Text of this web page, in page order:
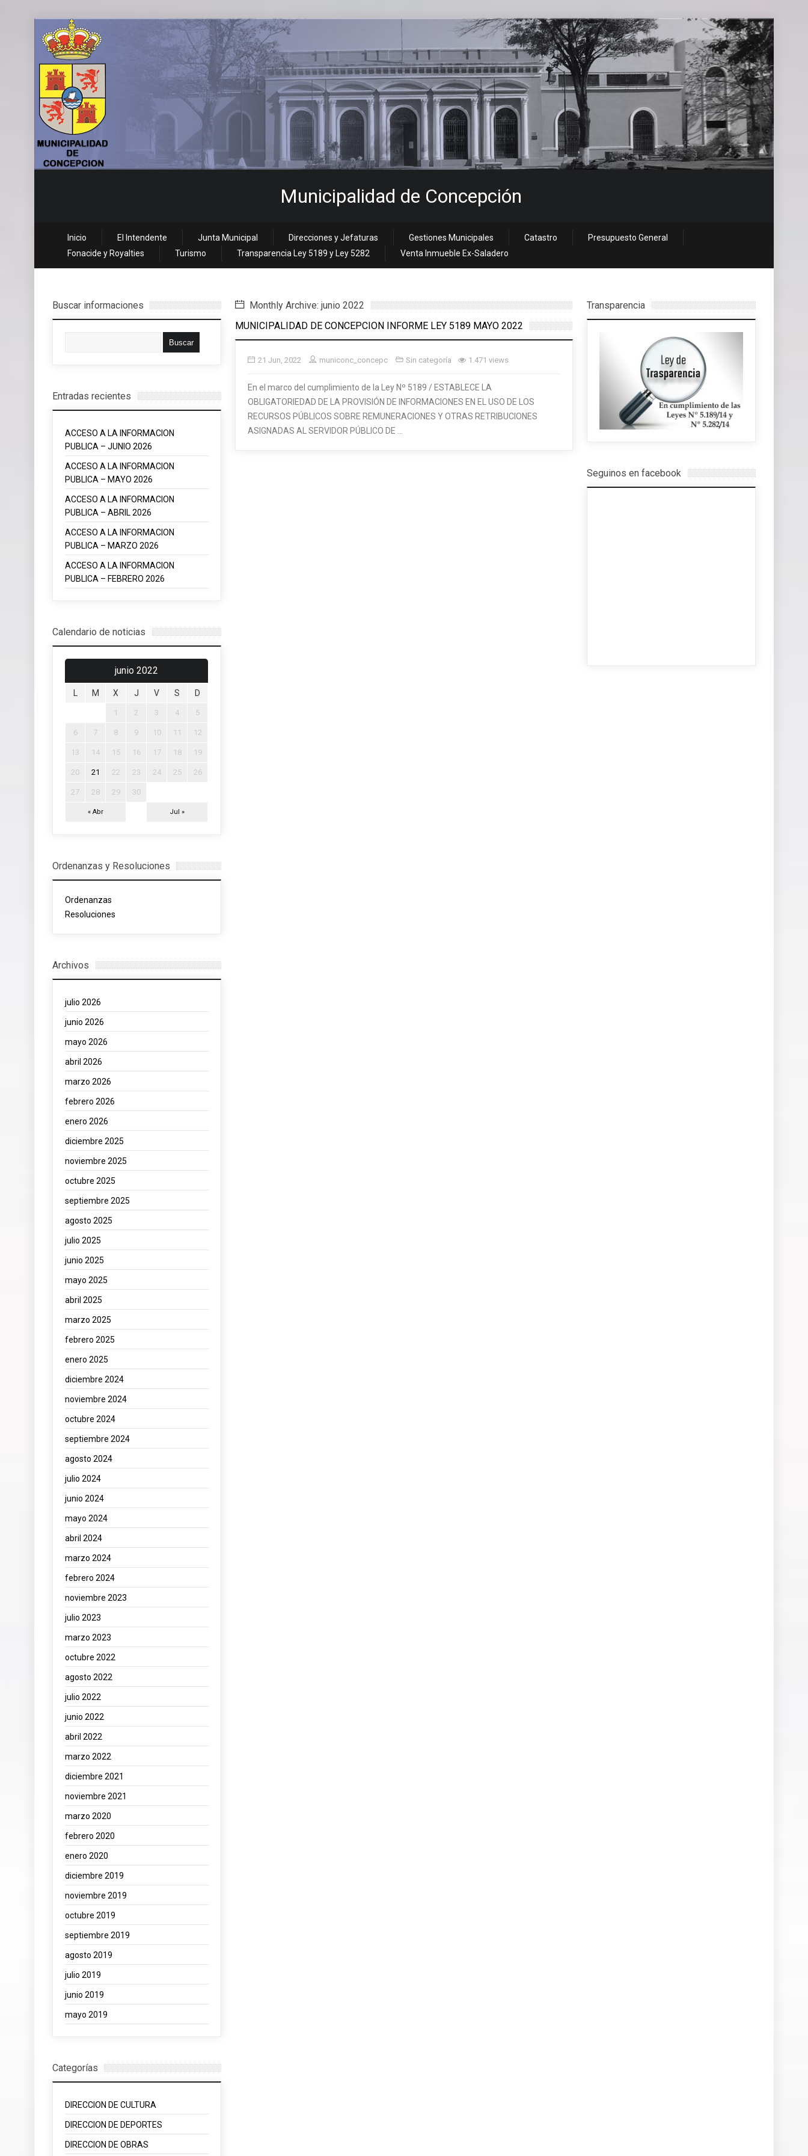
Municipalidad de Concepción
Inicio El Intendente Junta Municipal Direcciones y Jefaturas Gestiones Municipales Catastro
Presupuesto General
Fonacide y Royalties
Turismo Transparencia Ley 5189 y Ley 5282 Venta Inmueble Ex-Saladero
Buscar informaciones
Entradas recientes
ACCESO A LA INFORMACION
PUBLICA – JUNIO 2026
ACCESO A LA INFORMACION
PUBLICA – MAYO 2026
ACCESO A LA INFORMACION
PUBLICA – ABRIL 2026
ACCESO A LA INFORMACION
PUBLICA – MARZO 2026
ACCESO A LA INFORMACION
PUBLICA – FEBRERO 2026
Calendario de noticias
junio 2022
M X J V S D
« Abr Jul »
1 2 3 4 5
6 7 8 9 10 11 12
13 14 15 16 17 18 19
20 21 22 23 24 25 26
27 28 29 30
Ordenanzas y Resoluciones
Ordenanzas
Resoluciones
Archivos
julio 2026
junio 2026
mayo 2026
abril 2026
marzo 2026
febrero 2026
enero 2026
diciembre 2025
noviembre 2025
octubre 2025
septiembre 2025
agosto 2025
julio 2025
junio 2025
mayo 2025
abril 2025
marzo 2025
febrero 2025
enero 2025
diciembre 2024
noviembre 2024
octubre 2024
septiembre 2024
agosto 2024
julio 2024
junio 2024
mayo 2024
abril 2024
marzo 2024
febrero 2024
noviembre 2023
julio 2023
marzo 2023
octubre 2022
agosto 2022
julio 2022
junio 2022
abril 2022
marzo 2022
diciembre 2021
noviembre 2021
marzo 2020
febrero 2020
enero 2020
diciembre 2019
noviembre 2019
octubre 2019
septiembre 2019
agosto 2019
julio 2019
junio 2019
mayo 2019
Categorías
DIRECCION DE CULTURA
DIRECCION DE DEPORTES
DIRECCION DE OBRAS
Monthly Archive: junio 2022
MUNICIPALIDAD DE CONCEPCION INFORME LEY 5189 MAYO 2022
21 Jun, 2022 municonc_concepc Sin categoría 1.471 views
En el marco del cumplimiento de la Ley Nº 5189 / ESTABLECE LA
OBLIGATORIEDAD DE LA PROVISIÓN DE INFORMACIONES EN EL USO DE LOS
RECURSOS PÚBLICOS SOBRE REMUNERACIONES Y OTRAS RETRIBUCIONES
ASIGNADAS AL SERVIDOR PÚBLICO DE …
Transparencia
Seguinos en facebook